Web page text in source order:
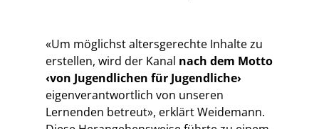
«Um möglichst altersgerechte Inhalte zu
erstellen, wird der Kanal nach dem Motto
‹von Jugendlichen für Jugendliche›
eigenverantwortlich von unseren
Lernenden betreut», erklärt Weidemann.